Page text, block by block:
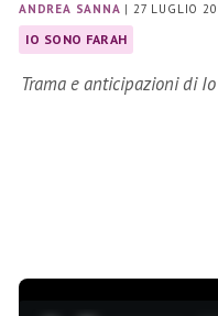
ANDREA SANNA |27 LUGLIO
IO SONO FARAH
Trama e anticipazioni di